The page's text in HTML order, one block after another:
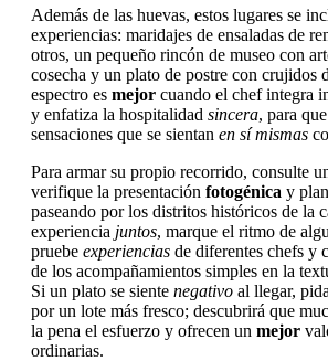
Además de las huevas, estos lugares se
experiencias: maridajes de ensaladas de
otros, un pequeño rincón de museo con
cosecha y un plato de postre con crujidos
espectro es mejor cuando el chef integra
y enfatiza la hospitalidad sincera, para
sensaciones que se sientan en sí mismas
Para armar su propio recorrido, consulte
verifique la presentación fotogénica y
paseando por los distritos históricos de la
experiencia juntos, marque el ritmo de
pruebe experiencias de diferentes chefs y
de los acompañamientos simples en la
Si un plato se siente negativo al llegar,
por un lote más fresco; descubrirá que
la pena el esfuerzo y ofrecen un mejor
ordinarias.